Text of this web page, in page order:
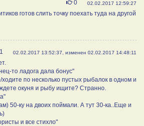
02.02.2017 12:59:27
Нравится
0
готов слить точку поехать туда на другой
02.02.2017 13:52:37, изменен 02.02.2017 14:48:11
Нравится
1
то ладога дала бонус"
по несколько пустых рыбалок в одном и
окуня и рыбу ищите? Странно.
50-ку на двоих поймали. А тут 30-ка..Еще и
и все стихло"